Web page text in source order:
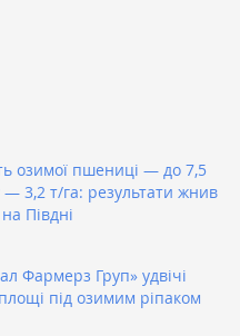
озимої пшениці — до 7,5
— 3,2 т/га: результати жнив
Півдні
Фармерз Груп» удвічі
під озимим ріпаком